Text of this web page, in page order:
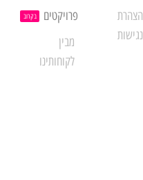
הצהרת
נגישות
פרויקטים
בקרוב
מבין
לקוחותינו